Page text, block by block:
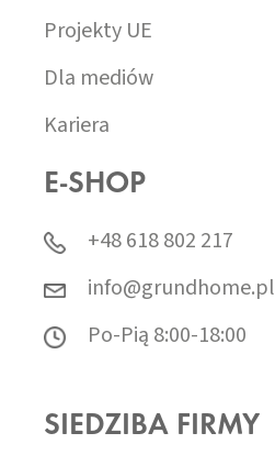
Projekty UE
Dla mediów
Kariera
E-SHOP
+48 618 802 217
info@grundhome.pl
Po-Pią 8:00-18:00
SIEDZIBA FIRMY